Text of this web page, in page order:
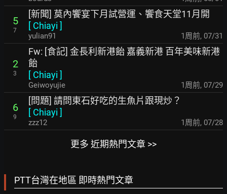
5
7
[新聞] 莫內饗宴下月試營運、饗食天堂11月開
[ Chiayi ]
yulian91 1周前, 07/31
2
3
Fw: [食記] 金長利新港飴 嘉義新港 百年美味新港
飴
[ Chiayi ]
Geiwoyujie 1周前, 07/29
6
9
[問題] 請問東石好吃的生魚片跟現炒？
[ Chiayi ]
zzz12 1周前, 07/28
更多 近期熱門文章 >>
PTT台灣在地區 即時熱門文章